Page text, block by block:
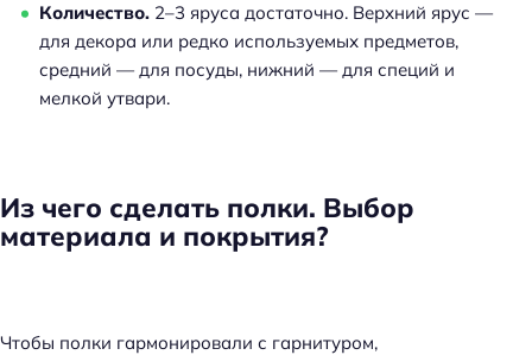
Количество. 2–3 яруса достаточно. Верхний ярус —
для декора или редко используемых предметов,
средний — для посуды, нижний — для специй и
мелкой утвари.
Из чего сделать полки. Выбор
материала и покрытия?
Чтобы полки гармонировали с гарнитуром,